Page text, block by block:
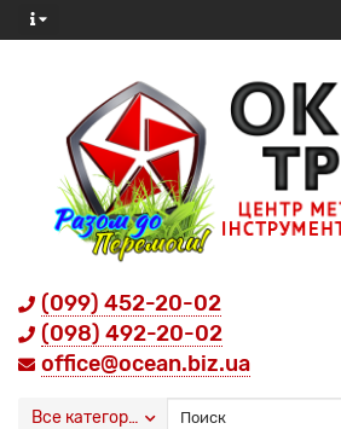
(099) 452-20-02
(098) 492-20-02
office@ocean.biz.ua
Все категории